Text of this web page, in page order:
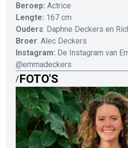
Beroep: Actrice
Lengte: 167 cm
Ouders: Daphne Deckers en
Broer: Alec Deckers
Instagram: De Instagram van
@emmadeckers
/FOTO'S